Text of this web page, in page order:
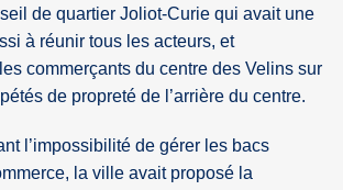
de quartier Joliot-Curie qui avait une
à réunir tous les acteurs, et
commerçants du centre des Velins sur
de propreté de l’arrière du centre.
l’impossibilité de gérer les bacs
la ville avait proposé la